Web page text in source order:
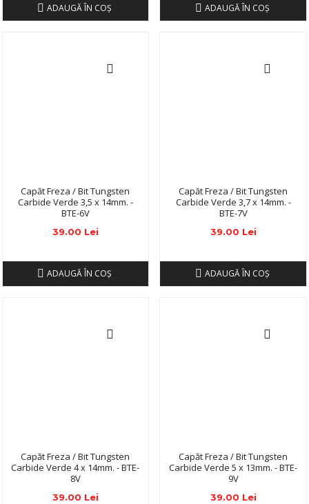
ADAUGĂ ÎN COŞ ADAUGĂ ÎN COŞ
Capăt Freza / Bit Tungsten
Carbide Verde 3,5 x 14mm. -
BTE-6V
39.00 Lei
ADAUGĂ ÎN COŞ
Capăt Freza / Bit Tungsten
Carbide Verde 3,7 x 14mm. -
BTE-7V
39.00 Lei
ADAUGĂ ÎN COŞ
Capăt Freza / Bit Tungsten
Carbide Verde 4 x 14mm. - BTE-
8V
39.00 Lei
Capăt Freza / Bit Tungsten
Carbide Verde 5 x 13mm. - BTE-
9V
39.00 Lei